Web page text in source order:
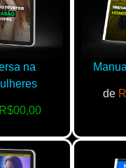
na
R$00,00
de